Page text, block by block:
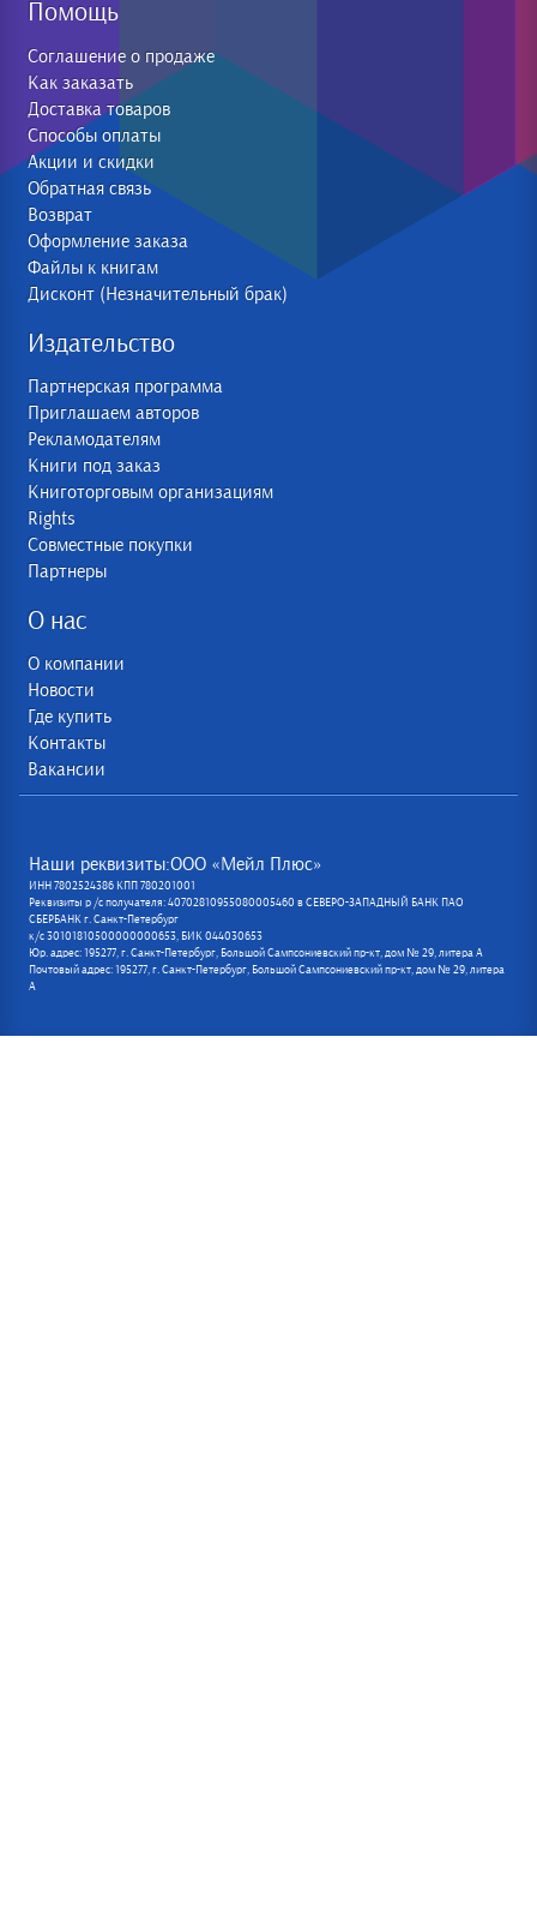
Помощь
Соглашение о продаже
Как заказать
Доставка товаров
Способы оплаты
Акции и скидки
Обратная связь
Возврат
Оформление заказа
Файлы к книгам
Дисконт (Незначительный брак)
Издательство
Партнерская программа
Приглашаем авторов
Рекламодателям
Книги под заказ
Книготорговым организациям
Rights
Совместные покупки
Партнеры
О нас
О компании
Новости
Где купить
Контакты
Вакансии
Наши реквизиты:ООО «Мейл Плюс»
ИНН 7802524386 КПП 780201001
Реквизиты р /с получателя: 40702810955080005460 в СЕВЕРО-ЗАПАДНЫЙ БАНК ПАО
СБЕРБАНК г. Санкт-Петербург
к/с 30101810500000000653, БИК 044030653
Юр. адрес: 195277, г. Санкт-Петербург, Большой Сампсониевский пр-кт, дом № 29, литера А
Почтовый адрес: 195277, г. Санкт-Петербург, Большой Сампсониевский пр-кт, дом № 29, литера
А